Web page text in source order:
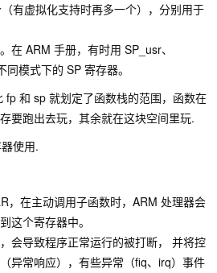
有虚拟化支持时再多一个），分别用于
在 ARM 手册，有时用 SP_usr、
模式下的 SP 寄存器。
fp 和 sp 就划定了函数栈的范围，函数在
要跑出去玩，其余就在这块空间里玩.
使用.
，在主动调用子函数时，ARM 处理器会
这个寄存器中。
会导致程序正常运行的被打断， 并将控
异常响应），有些异常（fiq、irq）事件